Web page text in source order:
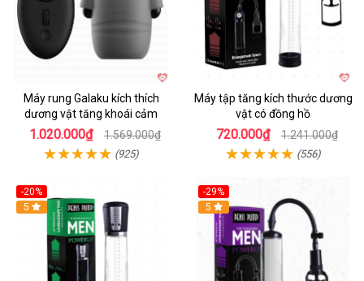
Máy rung Galaku kích thích
dương vật tăng khoái cảm
1.020.000₫ 1.569.000₫
(925)
Máy tập tăng kích thước dương
vật có đồng hồ
720.000₫ 1.241.000₫
(556)
-20%
5
-29%
5